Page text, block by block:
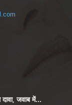
दावा, जवाब में...